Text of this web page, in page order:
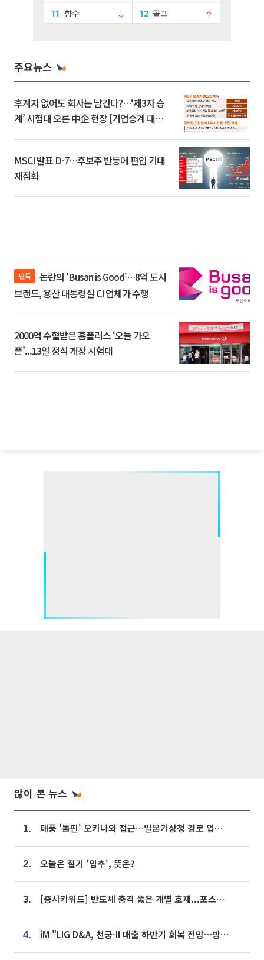
주요뉴스
후계자 없어도 회사는 남긴다?…‘제3자 승
계’ 시험대 오른 中企 현장 [기업승계 대전
MSCI 발표 D-7…후보주 반등에 편입 기대
재점화
단독
브랜드, 용산 대통령실 CI 업체가 수행
2000억 수혈받은 홈플러스 ‘오늘 가오
픈’...13일 정식 개장 시험대
많이 본 뉴스
1. 태풍 '돌핀' 오키나와 접근…일본기상청 경로 업데이트
2. 오늘은 절기 '입추', 뜻은?
3. [증시키워드] 반도체 충격 뚫은 개별 호재...포스코퓨처엠·에코프로·한화솔루션 '눈길'
4. iM "LIG D&A, 천궁-II 매출 하반기 회복 전망…방산 톱픽 유지"